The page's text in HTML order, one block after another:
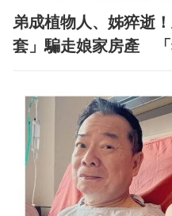
弟成植物人、姊猝逝
套」騙走娘家房產 「